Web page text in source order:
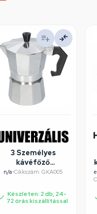
3 Személyes
kávéfőző
alumínium dobozos
n/a•Cikkszám: GKA005
Készleten: 2 db, 24-
72 órás kiszállítással